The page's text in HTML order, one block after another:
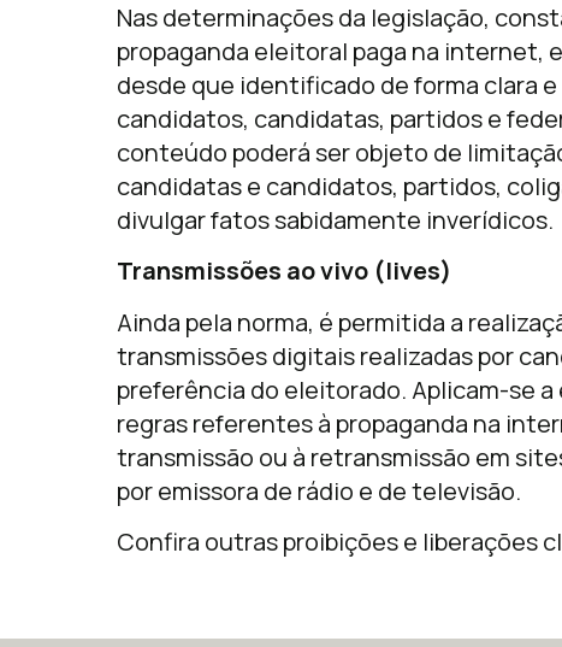
Nas determinações da legislação,
propaganda eleitoral paga na
desde que identificado de forma clara
candidatos, candidatas, partidos e
conteúdo poderá ser objeto de
candidatas e candidatos, partidos,
divulgar fatos sabidamente inverídicos.
Transmissões ao vivo (lives)
Ainda pela norma, é permitida a
transmissões digitais realizadas por
preferência do eleitorado. Aplicam-se
regras referentes à propaganda na
transmissão ou à retransmissão em
por emissora de rádio e de televisão.
Confira outras proibições e liberações